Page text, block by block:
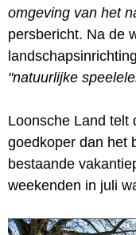
omgeving van het
persbericht. Na de
"natuurlijke
Loonsche Land telt
goedkoper dan het
bestaande
weekenden in juli